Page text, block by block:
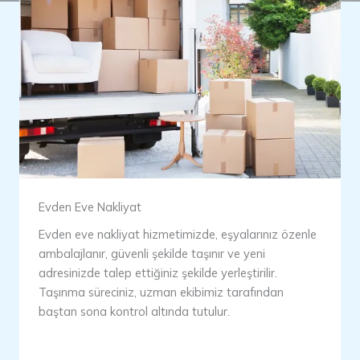
Evden Eve Nakliyat
Evden eve nakliyat hizmetimizde, eşyalarınız özenle
ambalajlanır, güvenli şekilde taşınır ve yeni
adresinizde talep ettiğiniz şekilde yerleştirilir.
Taşınma süreciniz, uzman ekibimiz tarafından
baştan sona kontrol altında tutulur.